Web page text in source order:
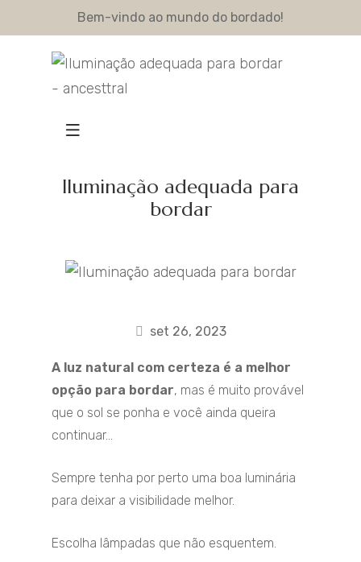
Bem-vindo ao mundo do bordado!
Iluminação adequada para
bordar
set 26, 2023
A luz natural com certeza é a melhor
opção para bordar, mas é muito provável
que o sol se ponha e você ainda queira
continuar…
Sempre tenha por perto uma boa luminária
para deixar a visibilidade melhor.
Escolha lâmpadas que não esquentem.